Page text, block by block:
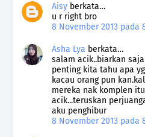
Aisy berkata…
u r right bro
8 November 2013 pada
Asha Lya berkata…
salam acik..biarkan
penting kita tahu apa
kacau orang pun
mereka nak komplen
acik...teruskan
aku penghibur
8 November 2013 pada